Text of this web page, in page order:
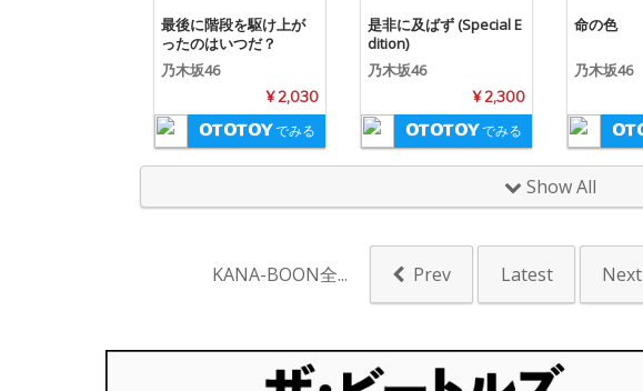
最後に階段を駆け上が
ったのはいつだ？
乃木坂46
¥ 2,030
でみる
是非に及ばず (Special E
dition)
乃木坂46
¥ 2,300
でみる
命の色
乃木坂46
Show All
KANA-BOON全... Prev Latest Next